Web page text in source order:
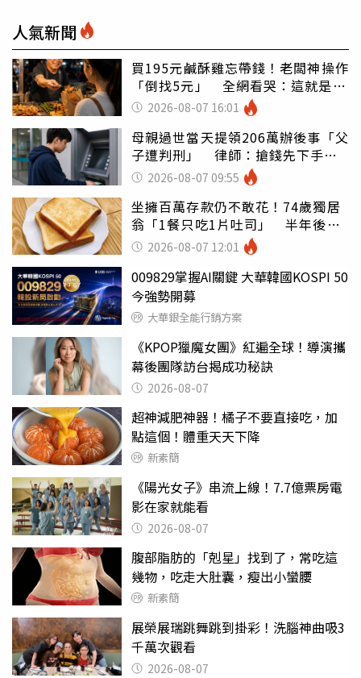
人氣新聞
買195元鹹酥雞忘帶錢！老闆神操作
「倒找5元」 全網看哭：這就是台
灣 2026-08-07 16:01
母親過世當天提領206萬辦後事「父
子遭判刑」 律師：搶錢先下手是
罪 2026-08-07 09:55
坐擁百萬存款仍不敢花！74歲獨居
翁「1餐只吃1片吐司」 半年後暴
瘦嚇壞女兒
2026-08-07 12:01
009829掌握AI關鍵 大華韓國KOSPI 50
今強勢開募
大華銀全能行銷方案
《KPOP獵魔女團》紅遍全球！導演攜
幕後團隊訪台揭成功秘訣
2026-08-07
超神減肥神器！橘子不要直接吃，加
點這個！體重天天下降
新素簡
《陽光女子》串流上線！7.7億票房電
影在家就能看
2026-08-07
腹部脂肪的「剋星」找到了，常吃這
幾物，吃走大肚囊，瘦出小蠻腰
新素簡
展榮展瑞跳舞跳到掛彩！洗腦神曲吸3
千萬次觀看
2026-08-07